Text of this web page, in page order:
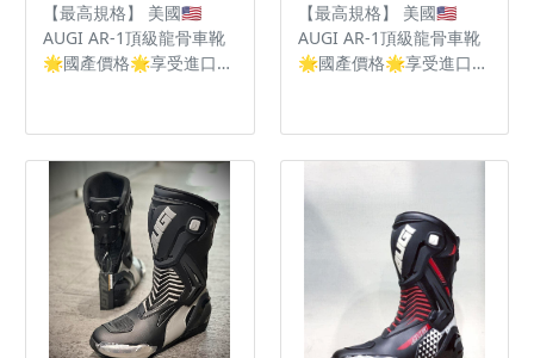
【最高規格】 美國🇺🇸
AUGI AR-1頂級龍骨車靴
🌟國產價格🌟享受進口品
整，讓靴筒更包覆 🟨腳跟
使用減震材質降低震度 🟩
雙車縫技術強化安全及耐
用 🟦氣道設計騎乘時減低
腳悶熱 🟪抗菌鞋墊獨特雙
層海綿回彈 🟫鈦合金護具
減緩地面摩擦力
【最高規格】 美國🇺🇸
AUGI AR-1頂級龍骨車靴
🌟國產價格🌟享受進口品
整，讓靴筒更包覆 🟨腳跟
使用減震材質降低震度 🟩
雙車縫技術強化安全及耐
用 🟦氣道設計騎乘時減低
腳悶熱 🟪抗菌鞋墊獨特雙
層海綿回彈 🟫鈦合金護具
減緩地面摩擦力